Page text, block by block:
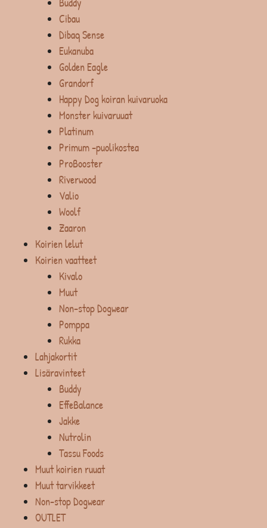
Cibau
Dibaq Sense
Eukanuba
Golden Eagle
Grandorf
Happy Dog koiran kuivaruoka
Monster kuivaruuat
Platinum
Primum -puolikostea
ProBooster
Riverwood
Valio
Woolf
Zaaron
Koirien lelut
Koirien vaatteet
Kivalo
Muut
Non-stop Dogwear
Pomppa
Rukka
Lahjakortit
Lisäravinteet
Buddy
EffeBalance
Jakke
Nutrolin
Tassu Foods
Muut koirien ruuat
Muut tarvikkeet
Non-stop Dogwear
OUTLET